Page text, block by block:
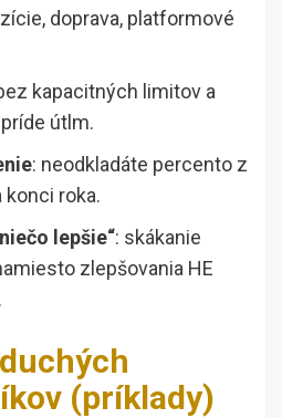
doprava, platformové
kapacitných limitov a
útlm.
: neodkladáte percento z
roka.
lepšie“: skákanie
zlepšovania HE
(príklady)